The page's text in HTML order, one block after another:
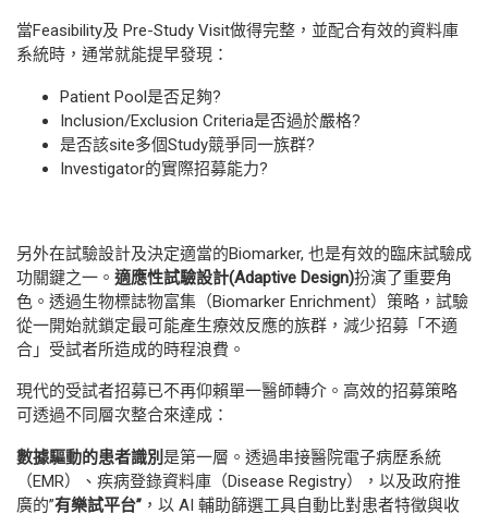
當Feasibility及 Pre-Study Visit做得完整，並配合有效的資料庫
系統時，通常就能提早發現：
Patient Pool是否足夠?
Inclusion/Exclusion Criteria是否過於嚴格?
是否該site多個Study競爭同一族群?
Investigator的實際招募能力?
另外在試驗設計及決定適當的Biomarker, 也是有效的臨床試驗成
功關鍵之一。 適應性試驗設計(Adaptive Design)扮演了重要角
色。透過生物標誌物富集（Biomarker Enrichment）策略，試驗
從一開始就鎖定最可能產生療效反應的族群，減少招募「不適
合」受試者所造成的時程浪費。
現代的受試者招募已不再仰賴單一醫師轉介。高效的招募策略
可透過不同層次整合來達成：
數據驅動的患者識別 是第一層。透過串接醫院電子病歷系統
（EMR）、疾病登錄資料庫（Disease Registry），以及政府推
廣的”有樂試平台” ，以 AI 輔助篩選工具自動比對患者特徵與收